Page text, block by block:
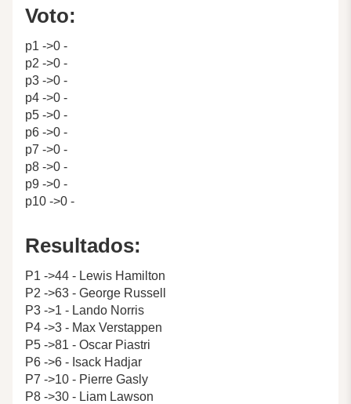
Voto:
p1 ->0 -
p2 ->0 -
p3 ->0 -
p4 ->0 -
p5 ->0 -
p6 ->0 -
p7 ->0 -
p8 ->0 -
p9 ->0 -
p10 ->0 -
Resultados:
P1 ->44 - Lewis Hamilton
P2 ->63 - George Russell
P3 ->1 - Lando Norris
P4 ->3 - Max Verstappen
P5 ->81 - Oscar Piastri
P6 ->6 - Isack Hadjar
P7 ->10 - Pierre Gasly
P8 ->30 - Liam Lawson